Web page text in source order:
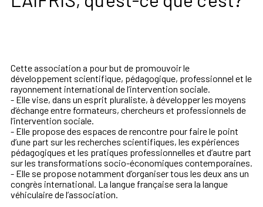
Cette association a pour but de promouvoir le
développement scientifique, pédagogique, professionnel et le
rayonnement international de l’intervention sociale.
- Elle vise, dans un esprit pluraliste, à développer les moyens
d’échange entre formateurs, chercheurs et professionnels de
l’intervention sociale.
- Elle propose des espaces de rencontre pour faire le point
d’une part sur les recherches scientifiques, les expériences
pédagogiques et les pratiques professionnelles et d’autre part
sur les transformations socio-économiques contemporaines.
- Elle se propose notamment d’organiser tous les deux ans un
congrès international. La langue française sera la langue
véhiculaire de l’association.